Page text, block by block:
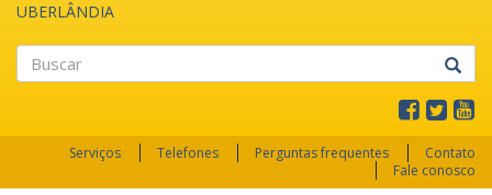
UBERLÂNDIA
Serviços Telefones Perguntas frequentes
Contato
Fale conosco